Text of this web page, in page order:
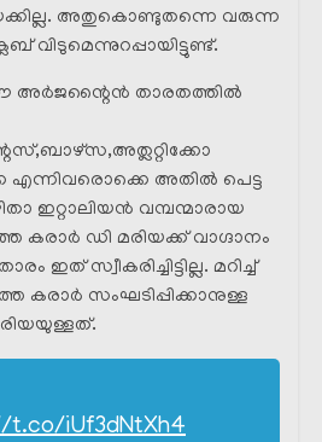
അതുകൊണ്ടുതന്നെ വരുന്ന
വിടുമെന്നുറപ്പായിട്ടുണ്ട്.
അർജന്റൈൻ താരതത്തിൽ
എന്നിവരൊക്കെ അതിൽ പെട്ട
ഇറ്റാലിയൻ വമ്പന്മാരായ
ഡി മരിയക്ക് വാഗ്ദാനം
ഇത് സ്വീകരിച്ചിട്ടില്ല. മറിച്ച്
സംഘടിപ്പിക്കാനുള്ള
iUf3dNtXh4